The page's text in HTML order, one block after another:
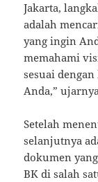
Jakarta,
adalah
yang ingin
memahami
sesuai
Anda,”
Setelah
selanjutnya
dokumen
BK di salah